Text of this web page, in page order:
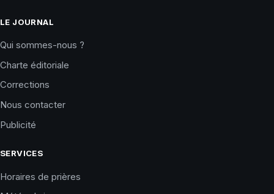
LE JOURNAL
Qui sommes-nous ?
Charte éditoriale
Corrections
Nous contacter
Publicité
SERVICES
Horaires de prières